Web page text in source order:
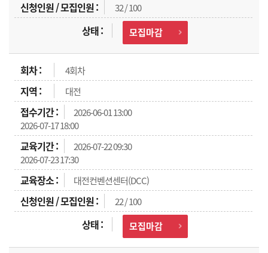
32 / 100
모집마감
4회차
대전
2026-06-01 13:00
2026-07-17 18:00
2026-07-22 09:30
2026-07-23 17:30
대전컨벤션센터(DCC)
22 / 100
모집마감